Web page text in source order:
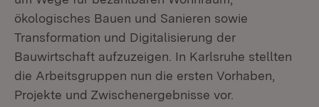
ökologisches Bauen und Sanieren sowie
Transformation und Digitalisierung der
Bauwirtschaft aufzuzeigen. In Karlsruhe stellten
die Arbeitsgruppen nun die ersten Vorhaben,
Projekte und Zwischenergebnisse vor.